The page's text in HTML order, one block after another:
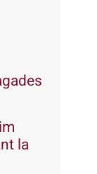
la